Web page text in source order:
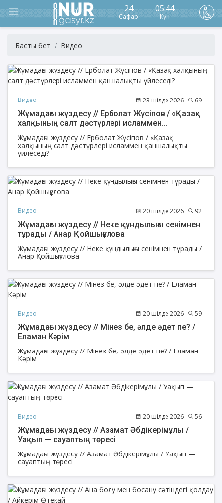
24
Сафар
05:44
Күн
Басты бет Видео
Видео 23 шілде 2026 69
Жұмадағы жүздесу // Ерболат Жүсіпов / «Қазақ
халқының салт дәстүрлері исламмен
Жұмадағы жүздесу // Ерболат Жүсіпов / «Қазақ
халқының салт дәстүрлері исламмен қаншалықты
үйлеседі?
Видео 20 шілде 2026 92
Жұмадағы жүздесу // Неке құндылығы сенімнен
тұрады / Анар Қойшығұлова
Жұмадағы жүздесу // Неке құндылығы сенімнен тұрады /
Анар Қойшығұлова
Видео 20 шілде 2026 59
Жұмадағы жүздесу // Мінез бе, әлде әдет пе? /
Еламан Кәрім
Жұмадағы жүздесу // Мінез бе, әлде әдет пе? / Еламан
Кәрім
Видео 20 шілде 2026 56
Жұмадағы жүздесу // Азамат Әбдікерімұлы /
Уақып — сауаптың төресі
Жұмадағы жүздесу // Азамат Әбдікерімұлы / Уақып —
сауаптың төресі